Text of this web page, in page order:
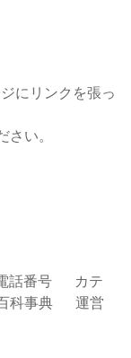
にリンクを張っ
い。
話番号
カテ
科事典
運営